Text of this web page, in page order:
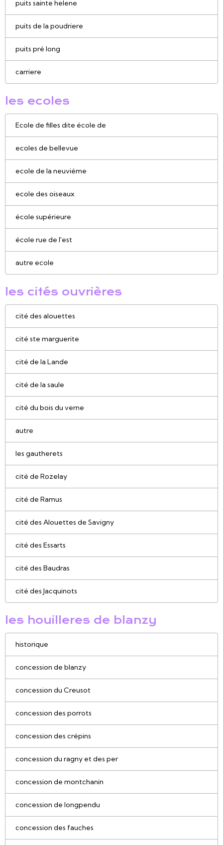
puits sainte helene
puits de la poudriere
puits pré long
carriere
les ecoles
Ecole de filles dite école de
ecoles de bellevue
ecole de la neuviéme
ecole des oiseaux
école supérieure
école rue de l'est
autre ecole
les cités ouvrières
cité des alouettes
cité ste marguerite
cité de la Lande
cité de la saule
cité du bois du verne
autre
les gautherets
cité de Rozelay
cité de Ramus
cité des Alouettes de Savigny
cité des Essarts
cité des Baudras
cité des Jacquinots
les houilleres de blanzy
historique
concession de blanzy
concession du Creusot
concession des porrots
concession des crépins
concession du ragny et des per
concession de montchanin
concession de longpendu
concession des fauches